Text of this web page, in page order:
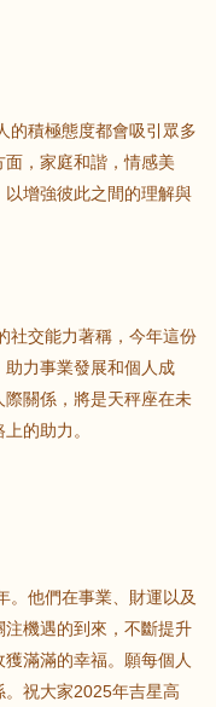
的積極態度都會吸引眾多
，家庭和諧，情感美
增強彼此之間的理解與
社交能力著稱，今年這份
力事業發展和個人成
關係，將是天秤座在未
的助力。
。他們在事業、財運以及
機遇的到來，不斷提升
滿滿的幸福。願每個人
祝大家2025年吉星高